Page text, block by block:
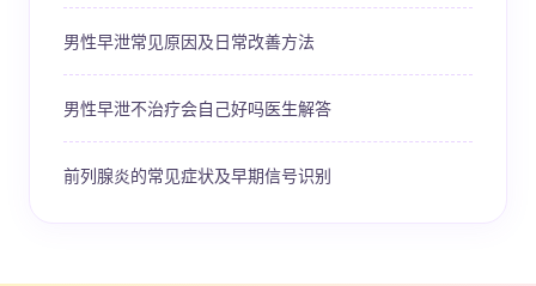
男性早泄常见原因及日常改善方法
男性早泄不治疗会自己好吗医生解答
前列腺炎的常见症状及早期信号识别